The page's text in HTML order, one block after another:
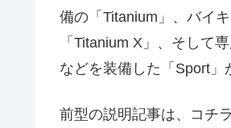
備の「Titanium」、バイ
「Titanium X」、そして
などを装備した「Sport」
前型の説明記事は、コチラ